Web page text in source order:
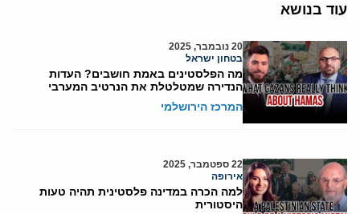
עוד בנושא
20 נובמבר, 2025
בטחון ישראל
מה הפלסטינים באמת חושבים? העדות
הנדירה שמטלטלת את הנרטיב המערבי
המרכז הירושלמי
22 ספטמבר, 2025
אירופה
למה הכרה במדינה פלסטינית תהיה טעות
היסטורית